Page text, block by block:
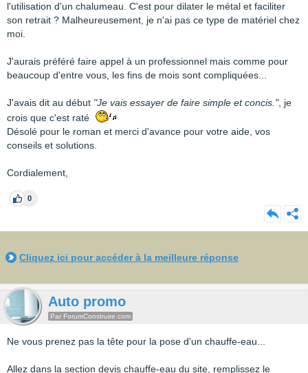
l'utilisation d'un chalumeau. C'est pour dilater le métal et faciliter
son retrait ? Malheureusement, je n'ai pas ce type de matériel chez
moi.
J'aurais préféré faire appel à un professionnel mais comme pour
beaucoup d'entre vous, les fins de mois sont compliquées...
J'avais dit au début "Je vais essayer de faire simple et concis.", je
crois que c'est raté
Désolé pour le roman et merci d'avance pour votre aide, vos
conseils et solutions.
Cordialement,
0
Cliquez ici pour accéder à la meilleure réponse
Auto promo
Par ForumConstruire.com
Ne vous prenez pas la tête pour la pose d'un chauffe-eau...
Allez dans la section devis chauffe-eau du site, remplissez le